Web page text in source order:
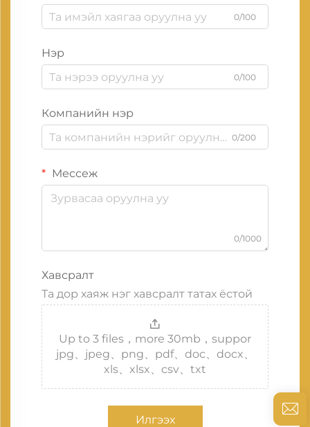
0/100
Нэр
0/100
Компанийн нэр
0/200
Мессеж
0/1000
Хавсралт
Та дор хаяж нэг хавсралт татах ёстой
Up to 3 files，more 30mb，suppor
jpg、jpeg、png、pdf、doc、docx、
xls、xlsx、csv、txt
Илгээх